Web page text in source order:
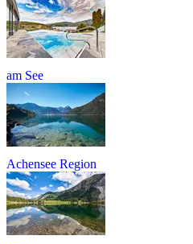
am See
Achensee Region